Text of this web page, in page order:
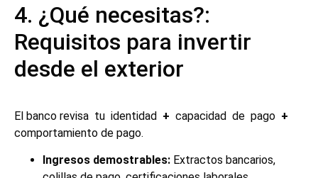
4. ¿Qué necesitas?:
Requisitos para invertir
desde el exterior
El banco revisa tu identidad + capacidad de pago +
comportamiento de pago.
Ingresos demostrables: Extractos bancarios,